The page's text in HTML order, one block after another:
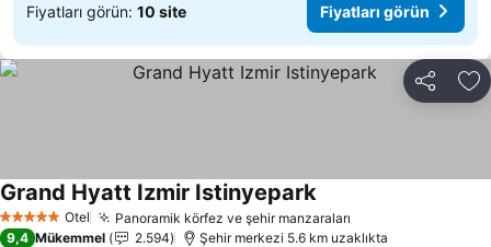
Fiyatları görün: 10 site Fiyatları görün
Paylaş
5 Yıldız Otel Panoramik körfez ve şehir manzaraları
Grand Hyatt Izmir Istinyepark
9,4 Mükemmel 2.594 Şehir merkezi 5.6 km uzaklıkta